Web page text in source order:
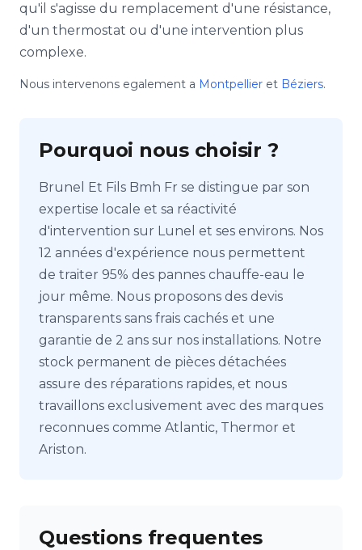
qu'il s'agisse du remplacement d'une résistance,
d'un thermostat ou d'une intervention plus
complexe.
Nous intervenons egalement a Montpellier et Béziers.
Pourquoi nous choisir ?
Brunel Et Fils Bmh Fr se distingue par son
expertise locale et sa réactivité
d'intervention sur Lunel et ses environs. Nos
12 années d'expérience nous permettent
de traiter 95% des pannes chauffe-eau le
jour même. Nous proposons des devis
transparents sans frais cachés et une
garantie de 2 ans sur nos installations. Notre
stock permanent de pièces détachées
assure des réparations rapides, et nous
travaillons exclusivement avec des marques
reconnues comme Atlantic, Thermor et
Ariston.
Questions frequentes